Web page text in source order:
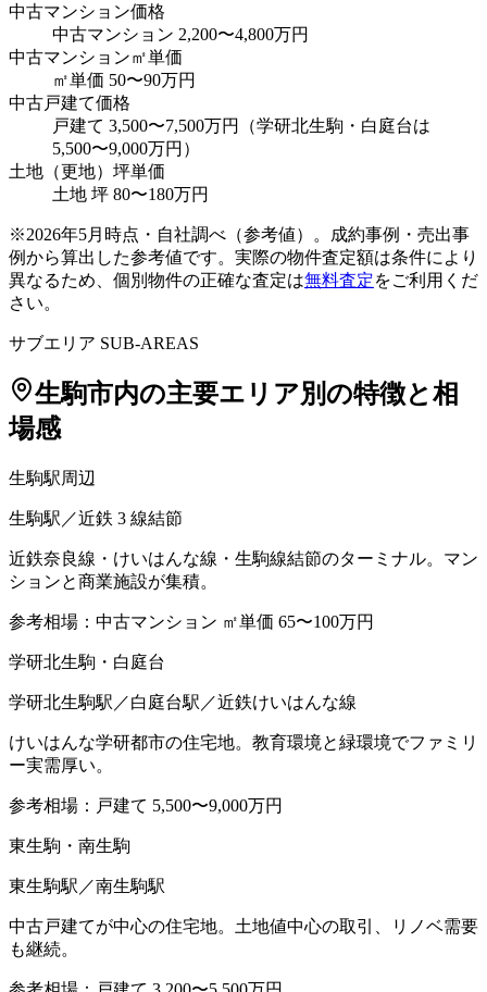
中古マンション価格
中古マンション 2,200〜4,800万円
中古マンション㎡単価
㎡単価 50〜90万円
中古戸建て価格
戸建て 3,500〜7,500万円（学研北生駒・白庭台は
5,500〜9,000万円）
土地（更地）坪単価
土地 坪 80〜180万円
※2026年5月時点・自社調べ（参考値）
。成約事例・売出事
例から算出した参考値です。実際の物件査定額は条件により
異なるため、個別物件の正確な査定は無料査定をご利用くだ
さい。
サブエリア SUB-AREAS
生駒市内の主要エリア別の特徴と相
場感
生駒駅周辺
生駒駅／近鉄 3 線結節
近鉄奈良線・けいはんな線・生駒線結節のターミナル。マン
ションと商業施設が集積。
参考相場： 中古マンション ㎡単価 65〜100万円
学研北生駒・白庭台
学研北生駒駅／白庭台駅／近鉄けいはんな線
けいはんな学研都市の住宅地。教育環境と緑環境でファミリ
ー実需厚い。
参考相場： 戸建て 5,500〜9,000万円
東生駒・南生駒
東生駒駅／南生駒駅
中古戸建てが中心の住宅地。土地値中心の取引、リノベ需要
も継続。